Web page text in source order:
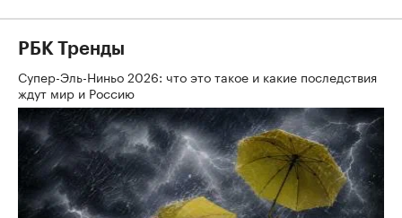
РБК Тренды
Супер-Эль-Ниньо 2026: что это такое и какие последствия
ждут мир и Россию